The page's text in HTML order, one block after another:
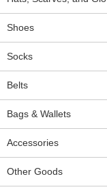
Shoes
Socks
Belts
Bags & Wallets
Accessories
Other Goods